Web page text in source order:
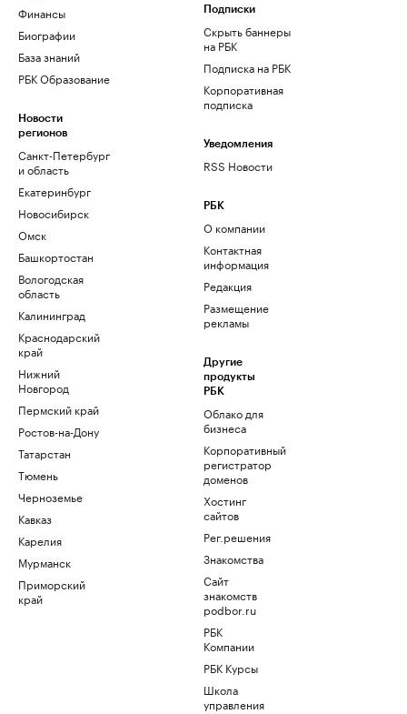
Финансы
Биографии
База знаний
РБК Образование
Новости
регионов
Санкт-Петербург
и область
Екатеринбург
Новосибирск
Омск
Башкортостан
Вологодская
область
Калининград
Краснодарский
край
Нижний
Новгород
Пермский край
Ростов-на-Дону
Татарстан
Тюмень
Черноземье
Кавказ
Карелия
Мурманск
Приморский
край
Подписки
Скрыть баннеры
на РБК
Подписка на РБК
Корпоративная
подписка
Уведомления
RSS Новости
РБК
О компании
Контактная
информация
Редакция
Размещение
рекламы
Другие
продукты
РБК
Облако для
бизнеса
Корпоративный
регистратор
доменов
Хостинг
сайтов
Рег.решения
Знакомства
Сайт
знакомств
podbor.ru
РБК
Компании
РБК Курсы
Школа
управления